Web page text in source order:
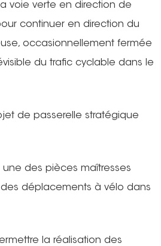
voie verte en direction de
continuer en direction du
occasionnellement fermée
du trafic cyclable dans le
de passerelle stratégique
des pièces maîtresses
des déplacements à vélo dans
la réalisation des